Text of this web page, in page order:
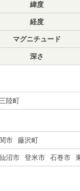
緯度
経度
マグニチュード
深さ
陸町
市 藤沢町
沼市 登米市 石巻市